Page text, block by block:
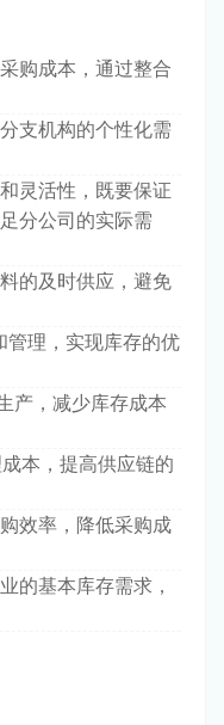
购成本，通过整合
支机构的个性化需
灵活性，既要保证
分公司的实际需
的及时供应，避免
管理，实现库存的优
产，减少库存成本
本，提高供应链的
效率，降低采购成
的基本库存需求，